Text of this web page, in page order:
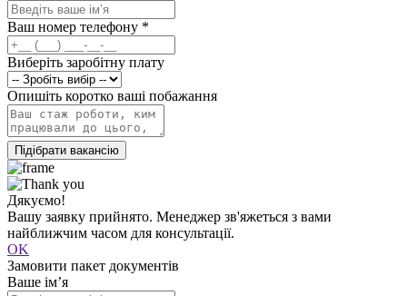
Ваш номер телефону *
Виберіть заробітну плату
Опишіть коротко ваші побажання
Підібрати вакансію
Дякуємо!
Вашу заявку прийнято. Менеджер зв'яжеться з вами
найближчим часом для консультації.
OK
Замовити пакет документів
Ваше ім’я